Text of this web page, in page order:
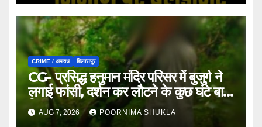
CRIME / अपराध बिलासपुर
CG- प्रसिद्ध हनुमान मंदिर परिसर में बुजुर्ग ने
लगाई फांसी, दर्शन कर लौटने के कुछ घंटे बाद
मिला शव…
AUG 7, 2026 POORNIMA SHUKLA